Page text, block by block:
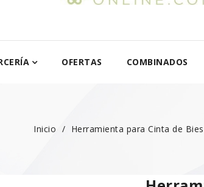
OFERTAS COMBINADOS
Inicio Herramienta para Cinta de